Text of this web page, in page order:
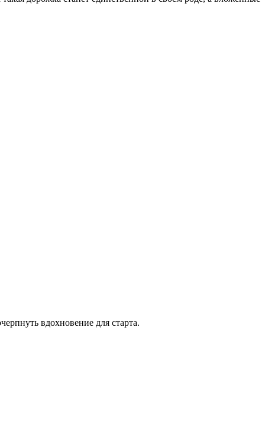
вдохновение для старта.